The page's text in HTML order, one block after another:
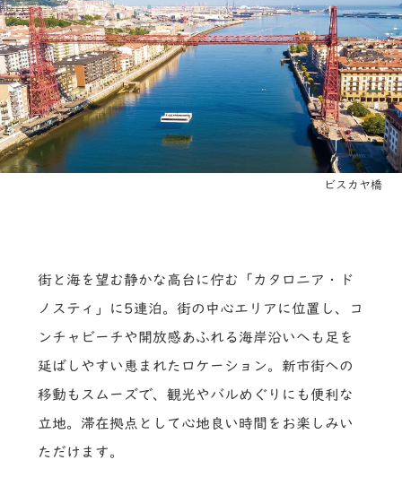
ビスカヤ橋
街と海を望む静かな高台に佇む「カタロニア・ド
ノスティ」に5連泊。街の中心エリアに位置し、コ
ンチャビーチや開放感あふれる海岸沿いへも足を
延ばしやすい恵まれたロケーション。新市街への
移動もスムーズで、観光やバルめぐりにも便利な
立地。滞在拠点として心地良い時間をお楽しみい
ただけます。